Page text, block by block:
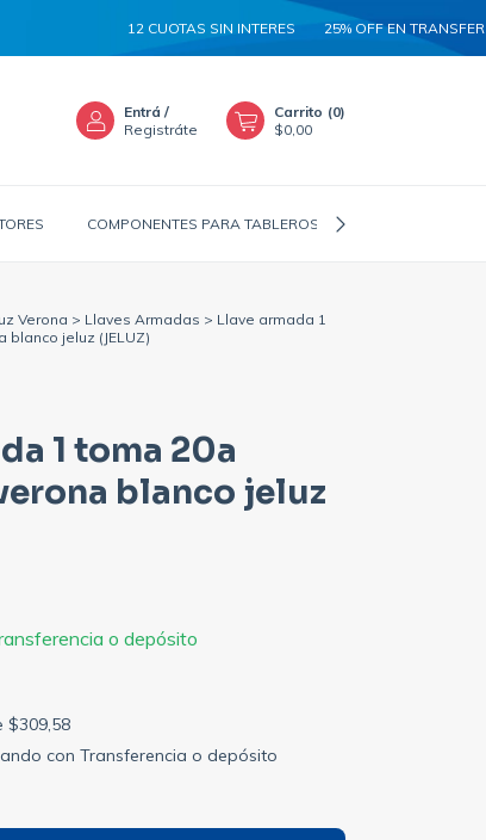
12 CUOTAS SIN INTERES 25% OFF EN
Entrá /
Registráte
Carrito (0)
$0,00
COMPONENTES PARA TABLEROS
Verona > Llaves Armadas > Llave armada 1
jeluz (JELUZ)
1 toma 20a
blanco jeluz
o depósito
$309,58
con Transferencia o depósito